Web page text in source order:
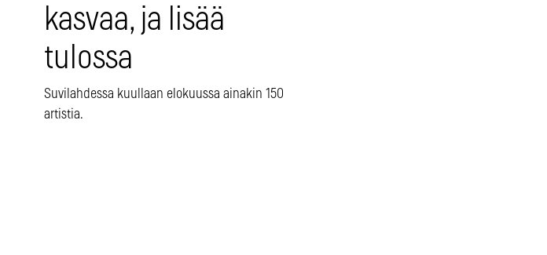
kasvaa, ja lisää
tulossa
Suvilahdessa kuullaan elokuussa ainakin 150
artistia.